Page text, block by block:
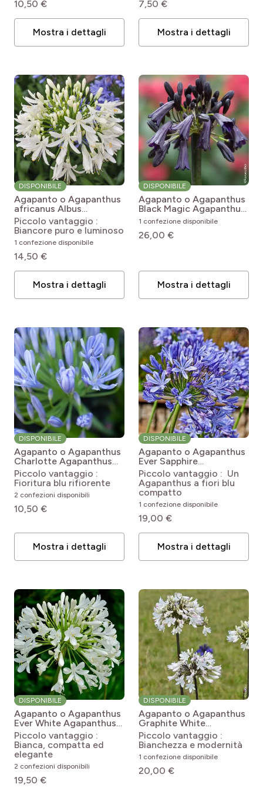
10,50 €
Mostra i dettagli
7,50 €
Mostra i dettagli
DISPONIBILE
Agapanto o Agapanthus
africanus Albus
Agapanthus umbellatus
Albus
Piccolo vantaggio :
Biancore puro e luminoso
1 confezione disponibile
14,50 €
Mostra i dettagli
DISPONIBILE
Agapanto o Agapanthus
Black Magic Agapanthus
inapertus subsp.
pendulus Black Magic
1 confezione disponibile
26,00 €
Mostra i dettagli
DISPONIBILE
Agapanto o Agapanthus
Charlotte Agapanthus
Charlotte
Piccolo vantaggio :
Fioritura blu rifiorente
2 confezioni disponibili
10,50 €
Mostra i dettagli
DISPONIBILE
Agapanto o Agapanthus
Ever Sapphire
Agapanthus Ever
Sapphire 'Andbin'
Piccolo vantaggio : Un
Agapanthus a fiori blu
compatto
1 confezione disponibile
19,00 €
Mostra i dettagli
DISPONIBILE
Agapanto o Agapanthus
Ever White Agapanthus
Ever White 'WP001'
Piccolo vantaggio :
Bianca, compatta ed
elegante
2 confezioni disponibili
19,50 €
DISPONIBILE
Agapanto o Agapanthus
Graphite White
Agapanthus Graphite®
White 'TURK3'
Piccolo vantaggio :
Bianchezza e modernità
1 confezione disponibile
20,00 €